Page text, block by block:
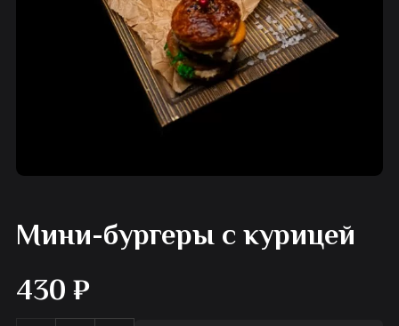
Мини-бургеры с курицей
430 ₽